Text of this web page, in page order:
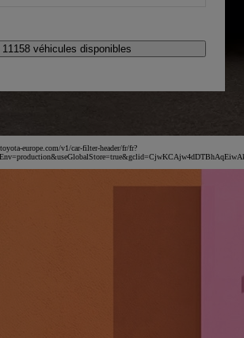
11158 véhicules disponibles
europe.com/v1/car-filter-header/fr/fr?